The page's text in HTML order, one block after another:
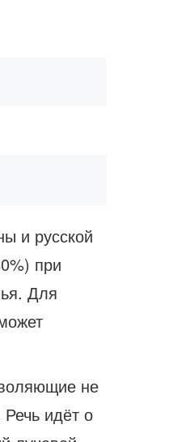
и русской
при
Для
не
идёт о